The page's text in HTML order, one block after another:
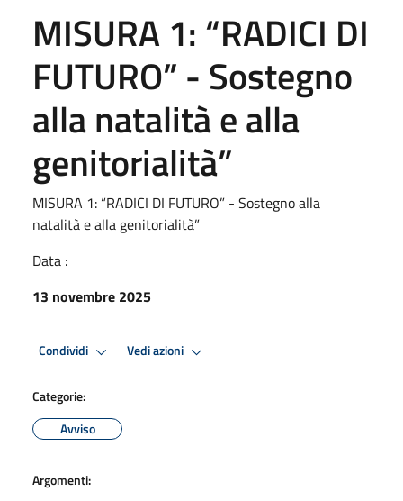
MISURA 1: “RADICI DI
FUTURO” - Sostegno
alla natalità e alla
genitorialità”
MISURA 1: “RADICI DI FUTURO” - Sostegno alla
natalità e alla genitorialità”
Data :
13 novembre 2025
Condividi Vedi azioni
Categorie:
Avviso
Argomenti: